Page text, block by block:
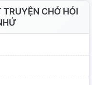
CHỚ HỎI